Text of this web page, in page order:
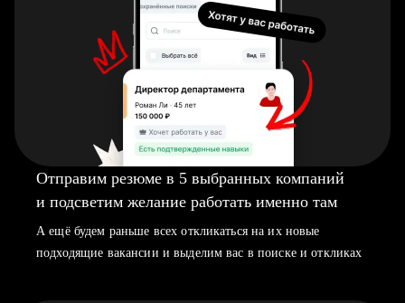
Отправим резюме в 5 выбранных компаний
и подсветим желание работать именно там
А ещё будем раньше всех откликаться на их новые
подходящие вакансии и выделим вас в поиске и откликах